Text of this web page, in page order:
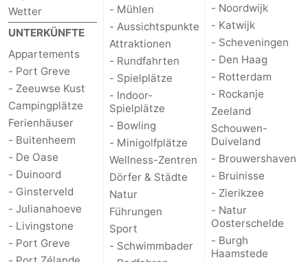
Wetter
UNTERKÜNFTE
Appartements
- Port Greve
- Zeeuwse Kust
Campingplätze
Ferienhäuser
- Buitenheem
- De Oase
- Duinoord
- Ginsterveld
- Julianahoeve
- Livingstone
- Port Greve
- Mühlen
- Aussichtspunkte
Attraktionen
- Rundfahrten
- Spielplätze
- Indoor-
Spielplätze
- Bowling
- Minigolfplätze
Wellness-Zentren
Dörfer & Städte
Natur
Führungen
Sport
- Schwimmbader
- Noordwijk
- Katwijk
- Scheveningen
- Den Haag
- Rotterdam
- Rockanje
Zeeland
Schouwen-
Duiveland
- Brouwershaven
- Bruinisse
- Zierikzee
- Natur
Oosterschelde
- Burgh
Haamstede